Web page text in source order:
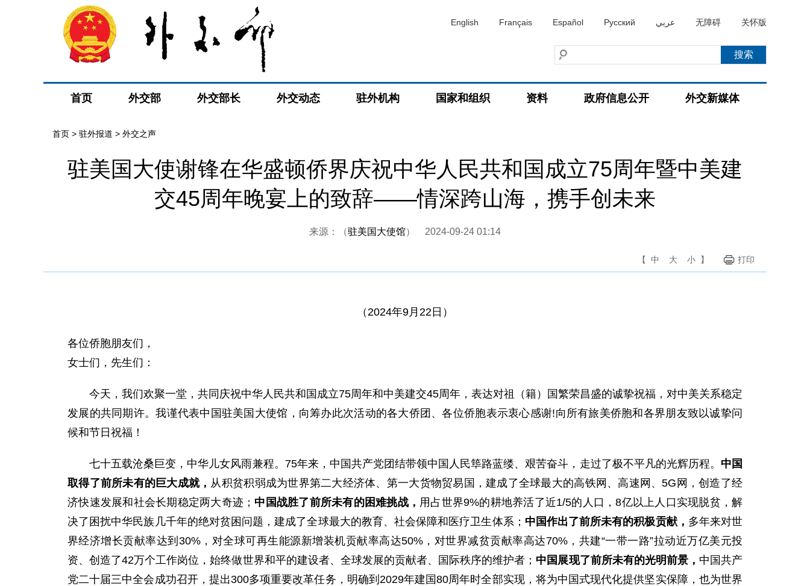
English Français Español Русский عربي 无障碍 关怀版
首页 外交部 外交部长 外交动态 驻外机构 国家和组织 资料 政府信息公开 外交新媒体
首页 > 驻外报道 > 外交之声
驻美国大使谢锋在华盛顿侨界庆祝中华人民共和国成立75周年暨中美建
交45周年晚宴上的致辞——情深跨山海，携手创未来
来源：（驻美国大使馆） 2024-09-24 01:14
【 中 大 小 】 打印
（2024年9月22日）
各位侨胞朋友们，
女士们，先生们：
今天，我们欢聚一堂，共同庆祝中华人民共和国成立75周年和中美建交45周年，表达对祖（籍）国繁荣昌盛的诚挚祝福，对中美关系稳定
发展的共同期许。我谨代表中国驻美国大使馆，向筹办此次活动的各大侨团、各位侨胞表示衷心感谢!向所有旅美侨胞和各界朋友致以诚挚问
候和节日祝福！
七十五载沧桑巨变，中华儿女风雨兼程。75年来，中国共产党团结带领中国人民筚路蓝缕、艰苦奋斗，走过了极不平凡的光辉历程。 中国
取得了前所未有的巨大成就， 从积贫积弱成为世界第二大经济体、第一大货物贸易国，建成了全球最大的高铁网、高速网、5G网，创造了经
济快速发展和社会长期稳定两大奇迹； 中国战胜了前所未有的困难挑战， 用占世界9%的耕地养活了近1/5的人口，8亿以上人口实现脱贫，解
决了困扰中华民族几千年的绝对贫困问题，建成了全球最大的教育、社会保障和医疗卫生体系； 中国作出了前所未有的积极贡献， 多年来对世
界经济增长贡献率达到30%，对全球可再生能源新增装机贡献率高达50%，对世界减贫贡献率高达70%，共建“一带一路”拉动近万亿美元投
资、创造了42万个工作岗位，始终做世界和平的建设者、全球发展的贡献者、国际秩序的维护者； 中国展现了前所未有的光明前景， 中国共产
党二十届三中全会成功召开，提出300多项重要改革任务，明确到2029年建国80周年时全部实现，将为中国式现代化提供坚实保障，也为世界